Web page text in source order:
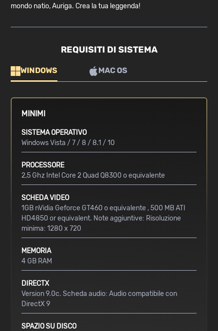
mondo natio, Auriga. Crea la tua leggenda!
REQUISITI DI SISTEMA
WINDOWS MAC OS
MINIMI
SISTEMA OPERATIVO
Windows Vista / 7 / 8 / 8.1 / 10
PROCESSORE
2,5 Ghz Intel Core 2 Quad Q8300 o equivalente
SCHEDA VIDEO
1GB nVidia Geforce GT460 o equivalente , 500 MB ATI
HD4850 or equivalent. Note aggiuntive: Risoluzione
minima: 1280 x 720
MEMORIA
4 GB RAM
DIRECTX
Version 9.0c. Scheda audio: Audio compatibile con
DirectX 9
SPAZIO SU DISCO